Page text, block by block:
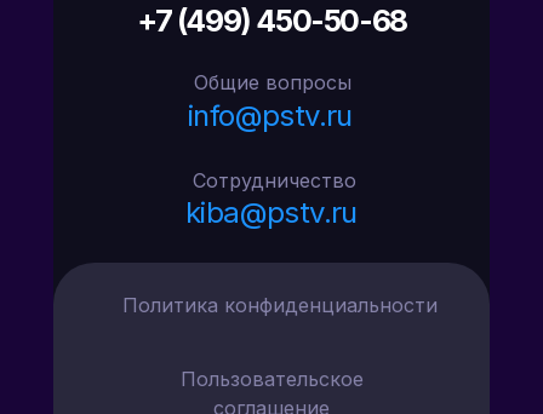
Общие вопросы
info@pstv.ru
Сотрудничество
kiba@pstv.ru
+7 (499) 450-50-68
Политика конфиденциальности
Пользовательское
соглашение